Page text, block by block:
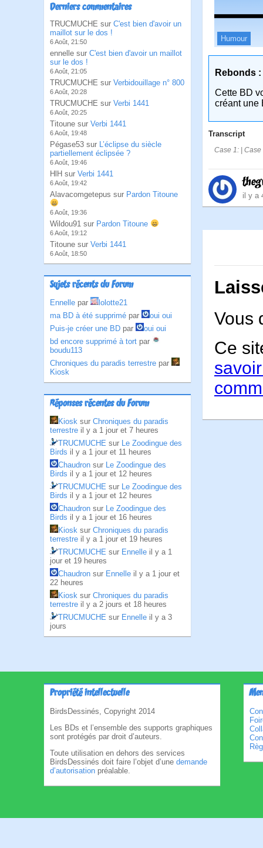
Derniers commentaires
TRUCMUCHE sur C'est bien d'avoir un
maillot sur le dos !
6 Août, 21:50
ennelle sur C'est bien d'avoir un maillot
sur le dos !
6 Août, 21:05
TRUCMUCHE sur Verbidouillage n° 800
6 Août, 20:28
TRUCMUCHE sur Verbi 1441
6 Août, 20:25
Titoune sur Verbi 1441
6 Août, 19:48
Pégase53 sur L’éclipse du siècle
partiellement éclipsée ?
6 Août, 19:46
HlH sur Verbi 1441
6 Août, 19:42
Alavacomgetepus sur Pardon Titoune
6 Août, 19:36
Wildou91 sur Pardon Titoune
6 Août, 19:12
Titoune sur Verbi 1441
6 Août, 18:50
Sujets récents du Forum
Ennelle par
lolotte21
ma BD à été supprimé par
oui oui
Puis-je créer une BD par
oui oui
bd encore supprimé à tort par
boudu113
Chroniques du paradis terrestre par
Kiosk
Réponses récentes du Forum
Kiosk sur Chroniques du paradis
terrestre il y a 1 jour et 7 heures
TRUCMUCHE sur Le Zoodingue des
Birds il y a 1 jour et 11 heures
Chaudron sur Le Zoodingue des
Birds il y a 1 jour et 12 heures
TRUCMUCHE sur Le Zoodingue des
Birds il y a 1 jour et 12 heures
Chaudron sur Le Zoodingue des
Birds il y a 1 jour et 16 heures
Kiosk sur Chroniques du paradis
terrestre il y a 1 jour et 19 heures
TRUCMUCHE sur Ennelle il y a 1
jour et 19 heures
Chaudron sur Ennelle il y a 1 jour et
22 heures
Kiosk sur Chroniques du paradis
terrestre il y a 2 jours et 18 heures
TRUCMUCHE sur Ennelle il y a 3
jours
Humour
Rebonds :
Cette BD
créant une
Transcript
Case 1: |
il y a
Vous
Ce
Propriété intellectuelle
BirdsDessinés, Copyright 2014
Les BDs et l’ensemble des supports graphiques
sont protégés par droit d’auteurs.
Toute utilisation en dehors des services
BirdsDessinés doit faire l’objet d’une demande
d’autorisation préalable.